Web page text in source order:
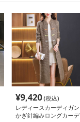
¥9,420(税込)
レディースカーディガン
かぎ針編みロングカーデ